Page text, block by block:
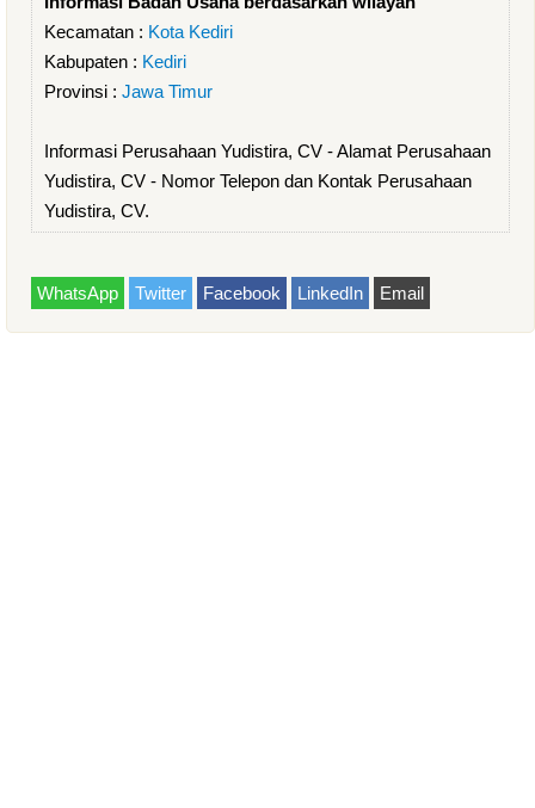
Kecamatan : Kota Kediri
Kabupaten : Kediri
Provinsi : Jawa Timur
Informasi Perusahaan Yudistira, CV - Alamat Perusahaan
Yudistira, CV - Nomor Telepon dan Kontak Perusahaan
Yudistira, CV.
WhatsApp Twitter Facebook LinkedIn Email